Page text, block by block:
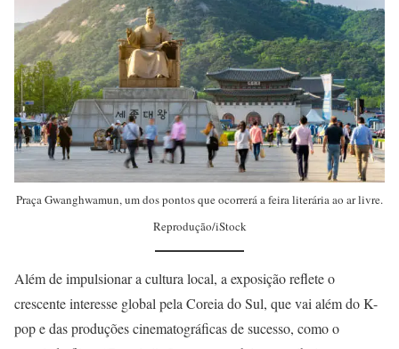
Praça Gwanghwamun, um dos pontos que ocorrerá a feira literária ao ar livre.
Reprodução/iStock
Além de impulsionar a cultura local, a exposição reflete o
crescente interesse global pela Coreia do Sul, que vai além do K-
pop e das produções cinematográficas de sucesso, como o